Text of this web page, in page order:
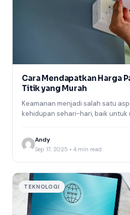
Cara Mendapatkan Harga
Titik yang Murah
Keamanan menjadi salah satu
kehidupan sehari-hari, baik untuk
Andy
Sep 17, 2025 • 4 min read
TEKNOLOGI